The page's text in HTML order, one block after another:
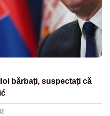
bărbați, suspectați că